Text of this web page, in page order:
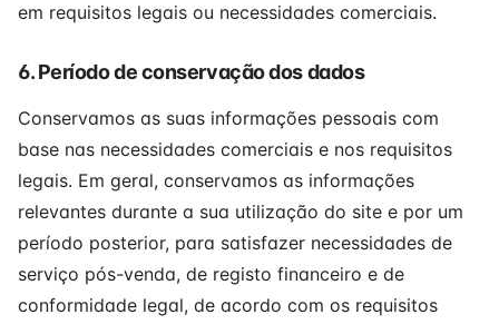
em requisitos legais ou necessidades comerciais.
6. Período de conservação dos dados
Conservamos as suas informações pessoais com
base nas necessidades comerciais e nos requisitos
legais. Em geral, conservamos as informações
relevantes durante a sua utilização do site e por um
período posterior, para satisfazer necessidades de
serviço pós-venda, de registo financeiro e de
conformidade legal, de acordo com os requisitos